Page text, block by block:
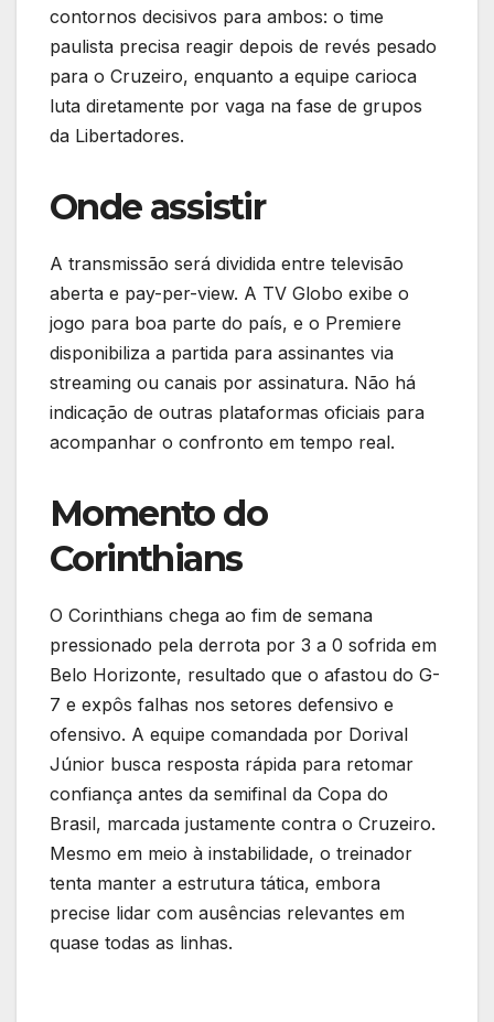
contornos decisivos para ambos: o time
paulista precisa reagir depois de revés pesado
para o Cruzeiro, enquanto a equipe carioca
luta diretamente por vaga na fase de grupos
da Libertadores.
Onde assistir
A transmissão será dividida entre televisão
aberta e pay-per-view. A TV Globo exibe o
jogo para boa parte do país, e o Premiere
disponibiliza a partida para assinantes via
streaming ou canais por assinatura. Não há
indicação de outras plataformas oficiais para
acompanhar o confronto em tempo real.
Momento do
Corinthians
O Corinthians chega ao fim de semana
pressionado pela derrota por 3 a 0 sofrida em
Belo Horizonte, resultado que o afastou do G-
7 e expôs falhas nos setores defensivo e
ofensivo. A equipe comandada por Dorival
Júnior busca resposta rápida para retomar
confiança antes da semifinal da Copa do
Brasil, marcada justamente contra o Cruzeiro.
Mesmo em meio à instabilidade, o treinador
tenta manter a estrutura tática, embora
precise lidar com ausências relevantes em
quase todas as linhas.